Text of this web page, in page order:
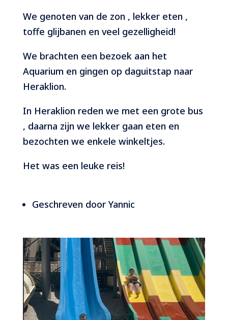
We genoten van de zon , lekker eten ,
toffe glijbanen en veel gezelligheid!
We brachten een bezoek aan het
Aquarium en gingen op daguitstap naar
Heraklion.
In Heraklion reden we met een grote bus
, daarna zijn we lekker gaan eten en
bezochten we enkele winkeltjes.
Het was een leuke reis!
Geschreven door Yannic